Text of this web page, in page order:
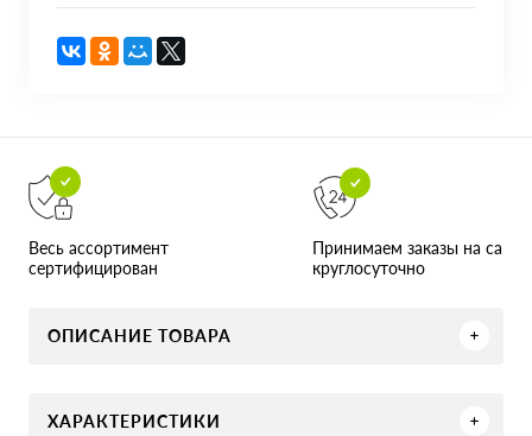
Весь ассортимент
сертифицирован
Принимаем заказы на сайте
круглосуточно
ОПИСАНИЕ ТОВАРА
ХАРАКТЕРИСТИКИ